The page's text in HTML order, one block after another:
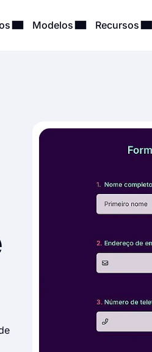
Modelos Recursos